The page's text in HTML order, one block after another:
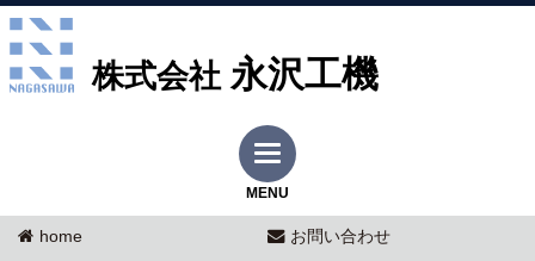
株式会社 永沢工機
MENU
home
お問い合わせ